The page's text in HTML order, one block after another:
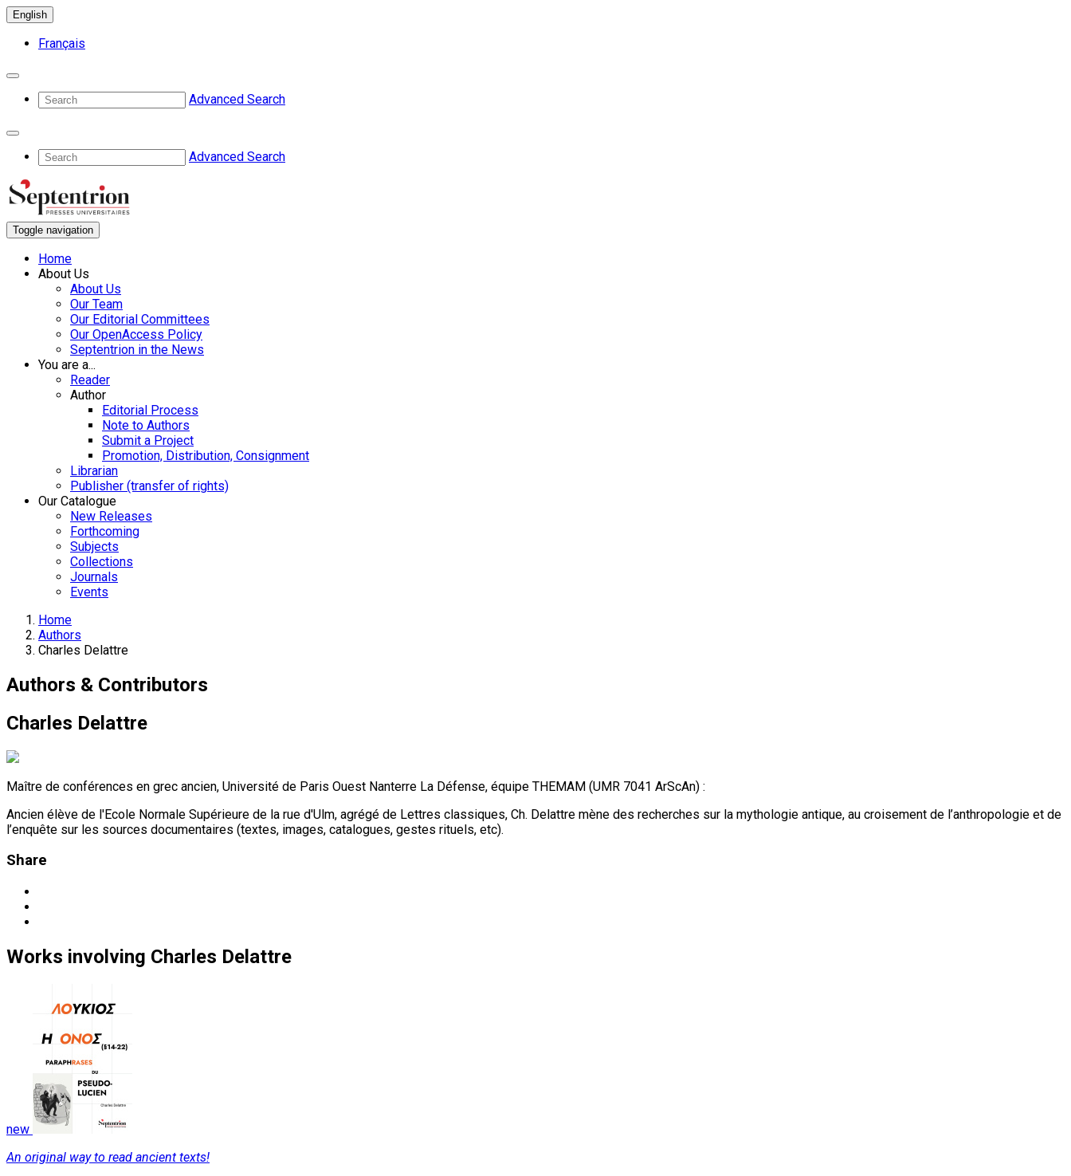
English
Français
Advanced Search
Advanced Search
Toggle navigation
Home
About Us
About Us
Our Team
Our Editorial Committees
Our OpenAccess Policy
Septentrion in the News
You are a...
Reader
Author
Editorial Process
Note to Authors
Submit a Project
Promotion, Distribution, Consignment
Librarian
Publisher (transfer of rights)
Our Catalogue
New Releases
Forthcoming
Subjects
Collections
Journals
Events
Home
Authors
Charles Delattre
Authors & Contributors
Charles Delattre
Maître de conférences en grec ancien, Université de Paris Ouest Nanterre La Défense, équipe THEMAM (UMR 7041 ArScAn) :
Ancien élève de l'Ecole Normale Supérieure de la rue d'Ulm, agrégé de Lettres classiques, Ch. Delattre mène des recherches sur la mythologie antique, au croisement de l’anthropologie et de
l’enquête sur les sources documentaires (textes, images, catalogues, gestes rituels, etc).
Share
Works involving Charles Delattre
new
An original way to read ancient texts!